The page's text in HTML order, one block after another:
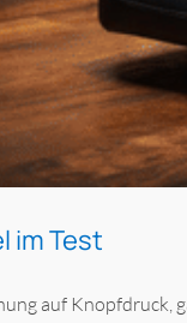
im Test
auf